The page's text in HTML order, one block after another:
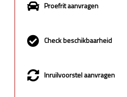
Proefrit aanvragen
Check beschikbaarheid
Inruilvoorstel aanvragen